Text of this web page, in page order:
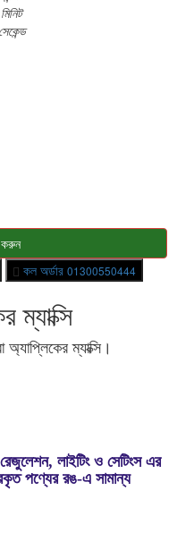
মিনিট
সেকেন্ড
করুন
কল অর্ডার 01300550444
ম্যাক্সি
ম্যাক্সি।
লাইটিং ও সেটিংস এর
পণ্যের রঙ-এ সামান্য